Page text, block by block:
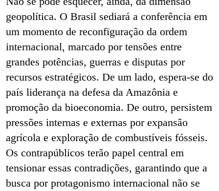
geopolítica. O Brasil sediará a conferência em
um momento de reconfiguração da ordem
internacional, marcado por tensões entre
grandes potências, guerras e disputas por
recursos estratégicos. De um lado, espera-se do
país liderança na defesa da Amazônia e
promoção da bioeconomia. De outro, persistem
pressões internas e externas por expansão
agrícola e exploração de combustíveis fósseis.
Os contrapúblicos terão papel central em
tensionar essas contradições, garantindo que a
busca por protagonismo internacional não se